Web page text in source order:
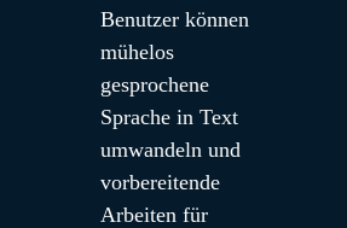
Benutzer können
mühelos
gesprochene
Sprache in Text
umwandeln und
vorbereitende
Arbeiten für